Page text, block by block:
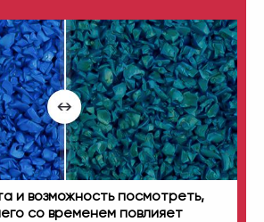
и возможность посмотреть,
со временем повлияет